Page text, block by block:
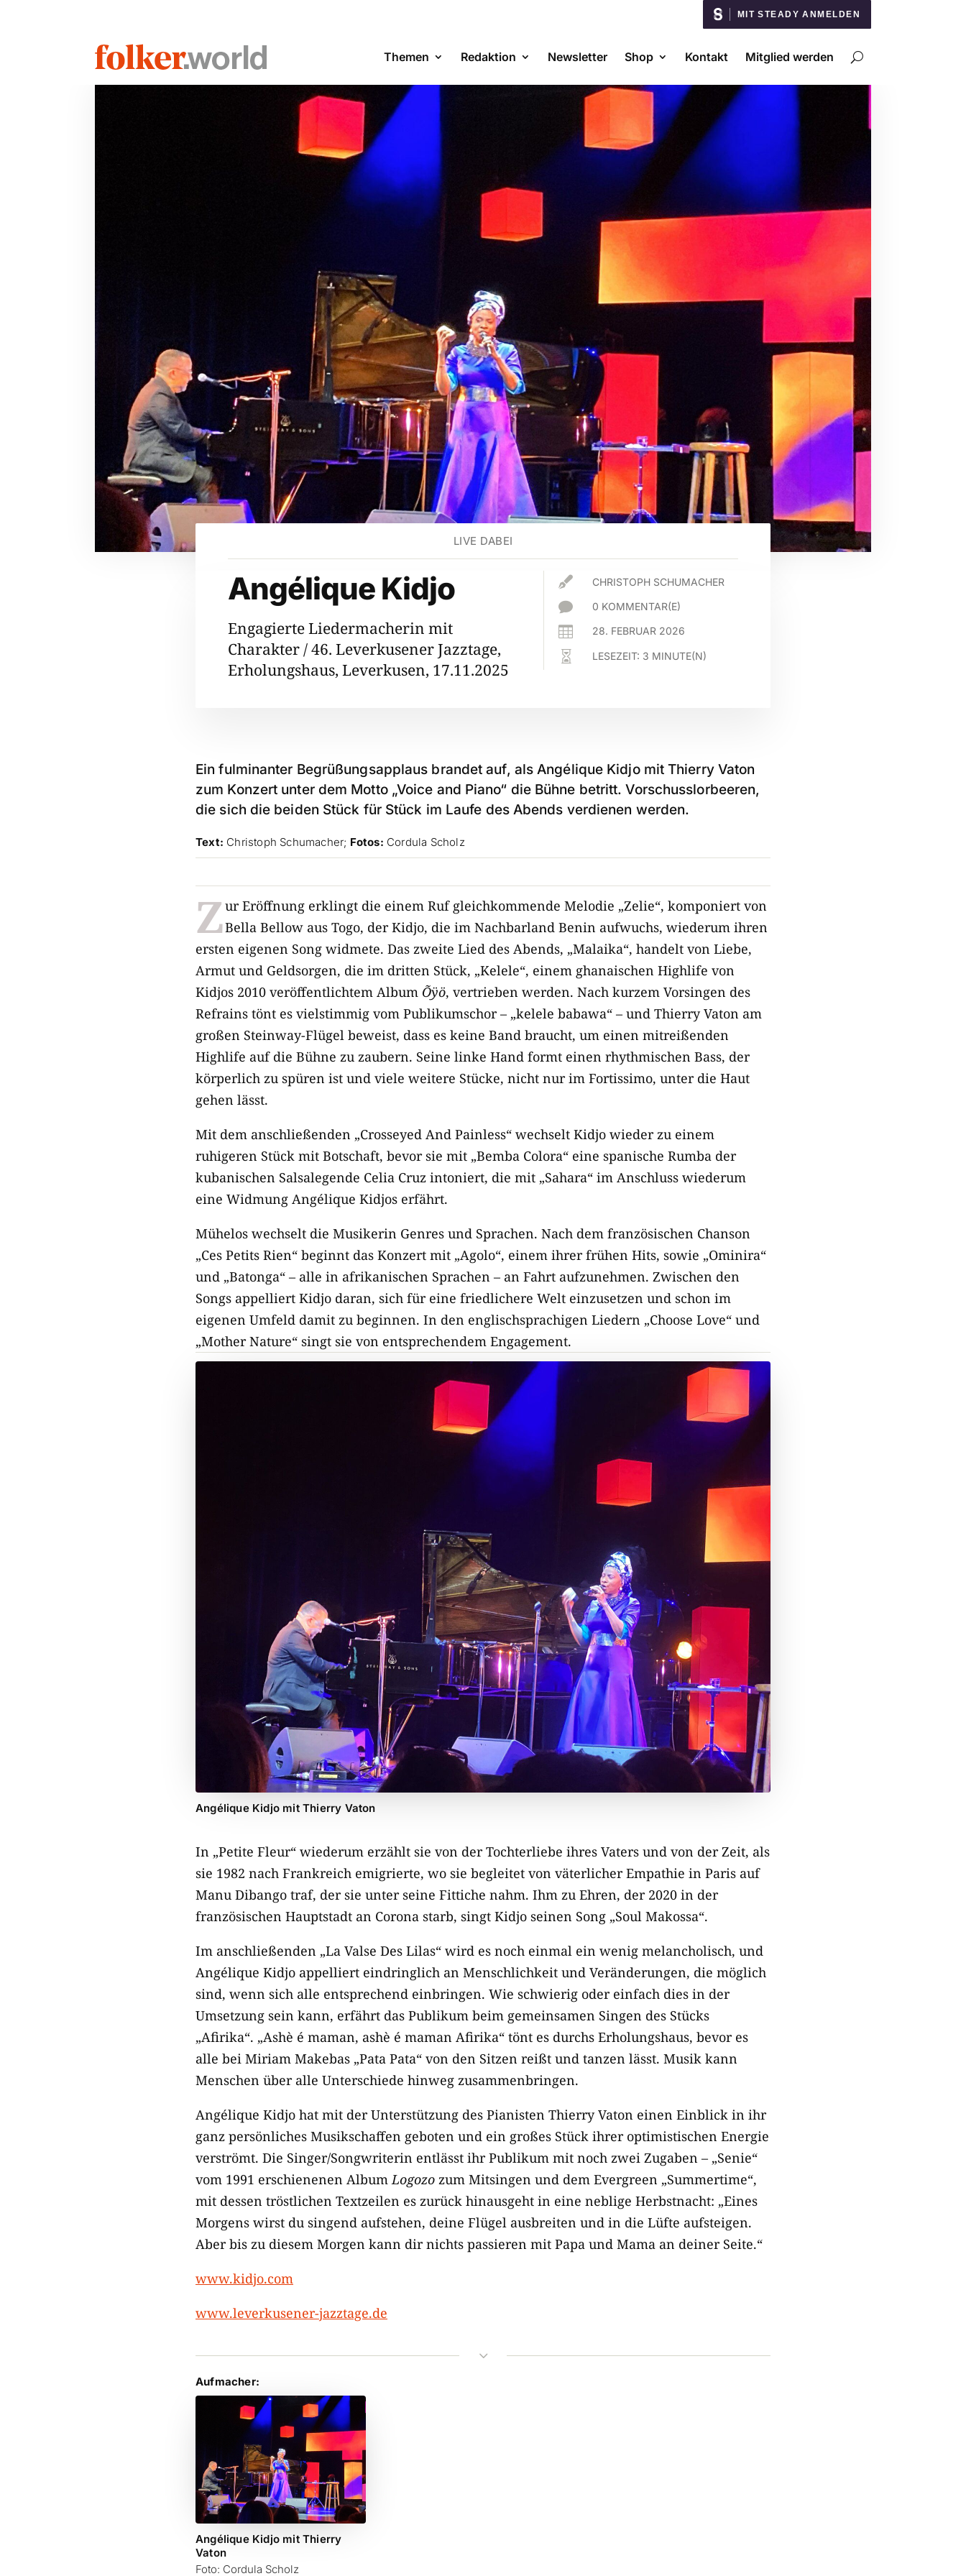
MIT STEADY ANMELDEN
Themen Redaktion Newsletter Shop Kontakt Mitglied werden
LIVE DABEI
Angélique Kidjo
Engagierte Liedermacherin mit
Charakter / 46. Leverkusener Jazztage,
Erholungshaus, Leverkusen, 17.11.2025
 CHRISTOPH SCHUMACHER
 0 KOMMENTAR(E)
 28. FEBRUAR 2026
 LESEZEIT: 3 MINUTE(N)
Ein fulminanter Begrüßungsapplaus brandet auf, als Angélique Kidjo mit Thierry Vaton
zum Konzert unter dem Motto „Voice and Piano“ die Bühne betritt. Vorschusslorbeeren,
die sich die beiden Stück für Stück im Laufe des Abends verdienen werden.
Text: Christoph Schumacher; Fotos: Cordula Scholz
Zur Eröffnung erklingt die einem Ruf gleichkommende Melodie „Zelie“, komponiert von
Bella Bellow aus Togo, der Kidjo, die im Nachbarland Benin aufwuchs, wiederum ihren
ersten eigenen Song widmete. Das zweite Lied des Abends, „Malaika“, handelt von Liebe,
Armut und Geldsorgen, die im dritten Stück, „Kelele“, einem ghanaischen Highlife von
Kidjos 2010 veröffentlichtem Album Õÿö, vertrieben werden. Nach kurzem Vorsingen des
Refrains tönt es vielstimmig vom Publikumschor – „kelele babawa“ – und Thierry Vaton am
großen Steinway-Flügel beweist, dass es keine Band braucht, um einen mitreißenden
Highlife auf die Bühne zu zaubern. Seine linke Hand formt einen rhythmischen Bass, der
körperlich zu spüren ist und viele weitere Stücke, nicht nur im Fortissimo, unter die Haut
gehen lässt.
Mit dem anschließenden „Crosseyed And Painless“ wechselt Kidjo wieder zu einem
ruhigeren Stück mit Botschaft, bevor sie mit „Bemba Colora“ eine spanische Rumba der
kubanischen Salsalegende Celia Cruz intoniert, die mit „Sahara“ im Anschluss wiederum
eine Widmung Angélique Kidjos erfährt.
Mühelos wechselt die Musikerin Genres und Sprachen. Nach dem französischen Chanson
„Ces Petits Rien“ beginnt das Konzert mit „Agolo“, einem ihrer frühen Hits, sowie „Ominira“
und „Batonga“ – alle in afrikanischen Sprachen – an Fahrt aufzunehmen. Zwischen den
Songs appelliert Kidjo daran, sich für eine friedlichere Welt einzusetzen und schon im
eigenen Umfeld damit zu beginnen. In den englischsprachigen Liedern „Choose Love“ und
„Mother Nature“ singt sie von entsprechendem Engagement.
Angélique Kidjo mit Thierry Vaton
In „Petite Fleur“ wiederum erzählt sie von der Tochterliebe ihres Vaters und von der Zeit, als
sie 1982 nach Frankreich emigrierte, wo sie begleitet von väterlicher Empathie in Paris auf
Manu Dibango traf, der sie unter seine Fittiche nahm. Ihm zu Ehren, der 2020 in der
französischen Hauptstadt an Corona starb, singt Kidjo seinen Song „Soul Makossa“.
Im anschließenden „La Valse Des Lilas“ wird es noch einmal ein wenig melancholisch, und
Angélique Kidjo appelliert eindringlich an Menschlichkeit und Veränderungen, die möglich
sind, wenn sich alle entsprechend einbringen. Wie schwierig oder einfach dies in der
Umsetzung sein kann, erfährt das Publikum beim gemeinsamen Singen des Stücks
„Afirika“. „Ashè é maman, ashè é maman Afirika“ tönt es durchs Erholungshaus, bevor es
alle bei Miriam Makebas „Pata Pata“ von den Sitzen reißt und tanzen lässt. Musik kann
Menschen über alle Unterschiede hinweg zusammenbringen.
Angélique Kidjo hat mit der Unterstützung des Pianisten Thierry Vaton einen Einblick in ihr
ganz persönliches Musikschaffen geboten und ein großes Stück ihrer optimistischen Energie
verströmt. Die Singer/Songwriterin entlässt ihr Publikum mit noch zwei Zugaben – „Senie“
vom 1991 erschienenen AlbumLogozo zum Mitsingen und dem Evergreen „Summertime“,
mit dessen tröstlichen Textzeilen es zurück hinausgeht in eine neblige Herbstnacht: „Eines
Morgens wirst du singend aufstehen, deine Flügel ausbreiten und in die Lüfte aufsteigen.
Aber bis zu diesem Morgen kann dir nichts passieren mit Papa und Mama an deiner Seite.“
www.kidjo.com
www.leverkusener-jazztage.de
3
Aufmacher:
Angélique Kidjo mit Thierry
Vaton
Foto: Cordula Scholz